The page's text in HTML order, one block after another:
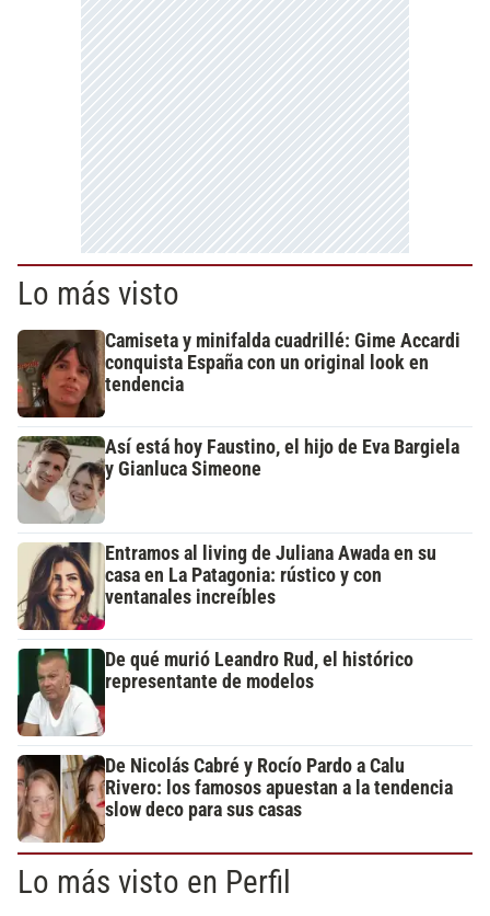
Lo más visto
Camiseta y minifalda cuadrillé: Gime Accardi
conquista España con un original look en
tendencia
Así está hoy Faustino, el hijo de Eva Bargiela
y Gianluca Simeone
Entramos al living de Juliana Awada en su
casa en La Patagonia: rústico y con
ventanales increíbles
De qué murió Leandro Rud, el histórico
representante de modelos
De Nicolás Cabré y Rocío Pardo a Calu
Rivero: los famosos apuestan a la tendencia
slow deco para sus casas
Lo más visto en Perfil